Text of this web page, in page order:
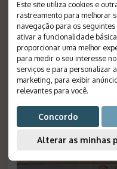
Este site utiliza cookies e
rastreamento para melhorar
navegação para os seguintes
ativar a funcionalidade
proporcionar uma melhor
para medir o seu interesse
serviços e para personalizar
marketing para exibir
relevantes para você.
Concordo
Alterar as minhas
VEJA